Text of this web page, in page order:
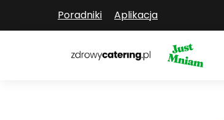
Poradniki Aplikacja